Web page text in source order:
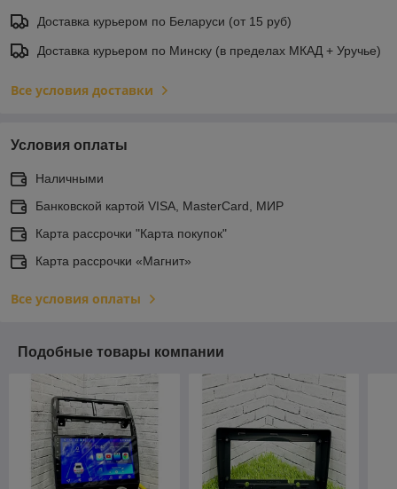
Доставка курьером по Беларуси (от 15 руб)
Доставка курьером по Минску (в пределах МКАД + Уручье)
Все условия доставки
Условия оплаты
Наличными
Банковской картой VISA, MasterCard, МИР
Карта рассрочки "Карта покупок"
Карта рассрочки «Магнит»
Все условия оплаты
Подобные товары компании